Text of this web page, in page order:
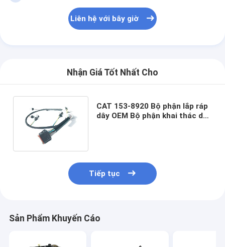
Liên hệ với bây giờ
Nhận Giá Tốt Nhất Cho
CAT 153-8920 Bộ phận lắp ráp
dây OEM Bộ phận khai thác dây
Tiếp tục
Sản Phẩm Khuyến Cáo